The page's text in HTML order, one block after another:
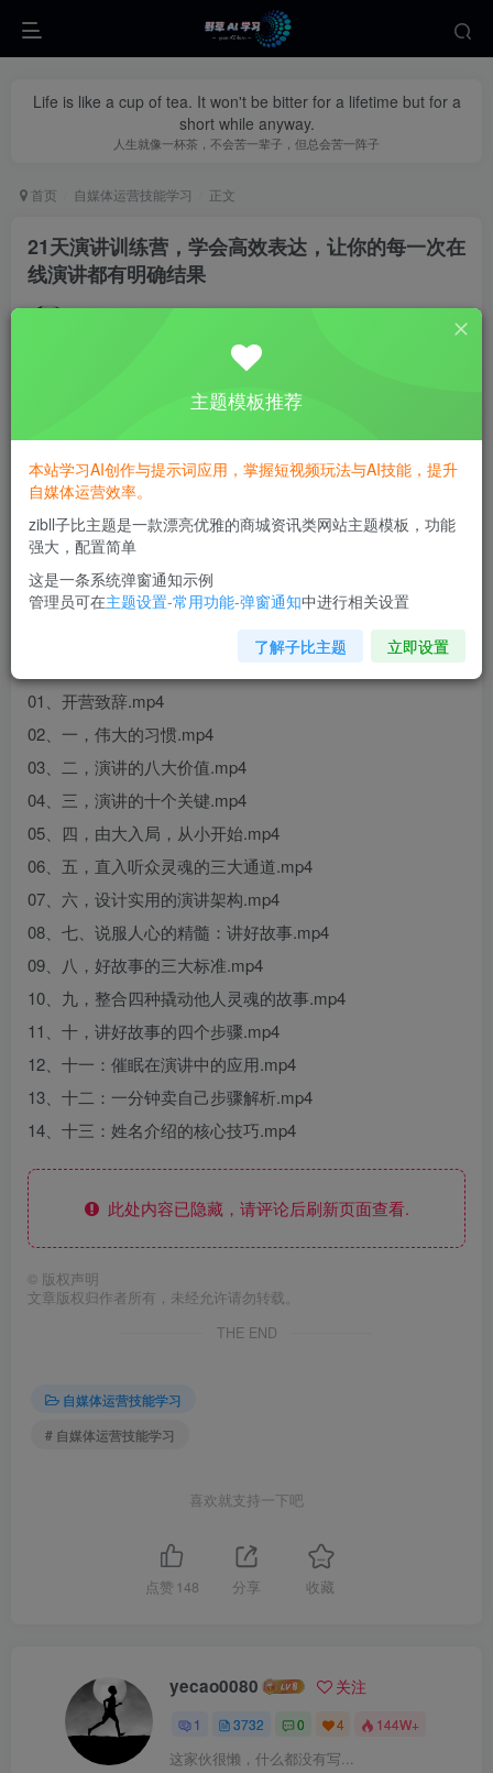
Life is like a cup of tea. It won't be bitter for a lifetime but for a
short while anyway.
人生就像一杯茶，不会苦一辈子，但总会苦一阵子
首页 自媒体运营技能学习 正文
21天演讲训练营，学会高效表达，让你的每一次在
线演讲都有明确结果
私信
让你开口有结果，做有结果的演讲
01、开营致辞.mp4
02、一，伟大的习惯.mp4
03、二，演讲的八大价值.mp4
04、三，演讲的十个关键.mp4
05、四，由大入局，从小开始.mp4
06、五，直入听众灵魂的三大通道.mp4
07、六，设计实用的演讲架构.mp4
08、七、说服人心的精髓：讲好故事.mp4
09、八，好故事的三大标准.mp4
10、九，整合四种撬动他人灵魂的故事.mp4
11、十，讲好故事的四个步骤.mp4
12、十一：催眠在演讲中的应用.mp4
13、十二：一分钟卖自己步骤解析.mp4
14、十三：姓名介绍的核心技巧.mp4
此处内容已隐藏，请评论后刷新页面查看.
© 版权声明
文章版权归作者所有，未经允许请勿转载。
THE END
自媒体运营技能学习
# 自媒体运营技能学习
喜欢就支持一下吧
点赞 148 分享 收藏
yecao0080 关注
1 3732 0 4 144W+
这家伙很懒，什么都没有写...
主题模板推荐
本站学习AI创作与提示词应用，掌握短视频玩法与AI技能，提升
自媒体运营效率。
zibll子比主题是一款漂亮优雅的商城资讯类网站主题模板，功能
强大，配置简单
这是一条系统弹窗通知示例
管理员可在主题设置-常用功能-弹窗通知中进行相关设置
了解子比主题 立即设置